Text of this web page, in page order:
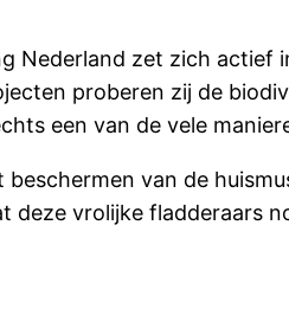
Nederland zet zich actief
proberen zij de
een van de vele
beschermen van de
deze vrolijke fladderaars